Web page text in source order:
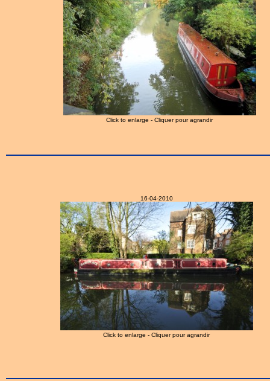
Click to enlarge - Cliquer pour agrandir
16-04-2010
Click to enlarge - Cliquer pour agrandir